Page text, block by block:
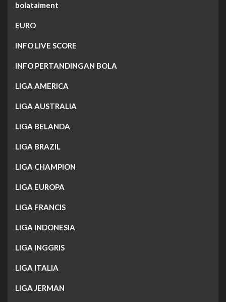
bolataiment
EURO
INFO LIVE SCORE
INFO PERTANDINGAN BOLA
LIGA AMERICA
LIGA AUSTRALIA
LIGA BELANDA
LIGA BRAZIL
LIGA CHAMPION
LIGA EUROPA
LIGA FRANCIS
LIGA INDONESIA
LIGA INGGRIS
LIGA ITALIA
LIGA JERMAN